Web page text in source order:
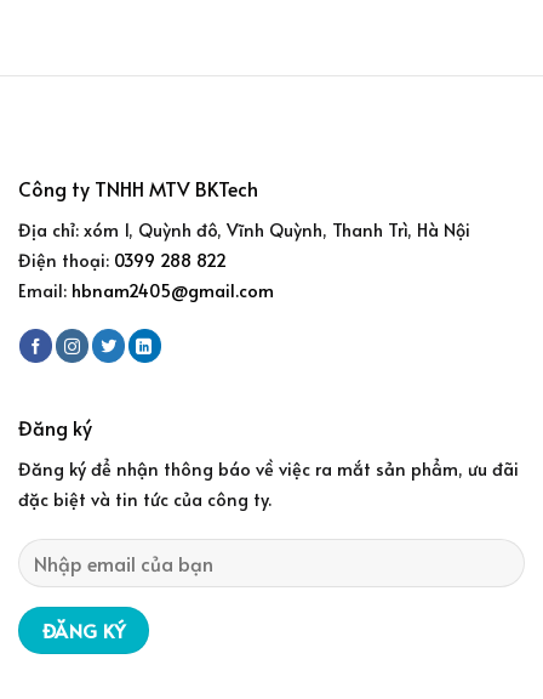
Công ty TNHH MTV BKTech
Địa chỉ: xóm 1, Quỳnh đô, Vĩnh Quỳnh, Thanh Trì, Hà Nội
Điện thoại: 0399 288 822
Email: hbnam2405@gmail.com
Đăng ký
Đăng ký để nhận thông báo về việc ra mắt sản phẩm, ưu đãi
đặc biệt và tin tức của công ty.